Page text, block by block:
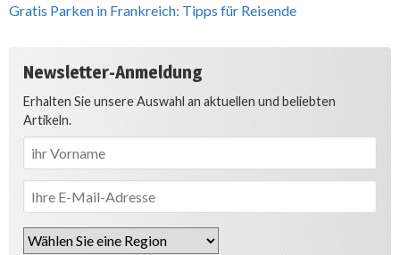
Gratis Parken in Frankreich: Tipps für Reisende
Newsletter-Anmeldung
Erhalten Sie unsere Auswahl an aktuellen und beliebten
Artikeln.